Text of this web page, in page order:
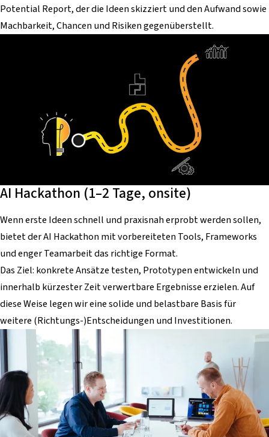
Potential Report, der die Ideen skizziert und den Aufwand sowie
Machbarkeit, Chancen und Risiken gegenüberstellt.
AI Hackathon (1–2 Tage, onsite)
Wenn erste Ideen schnell und praxisnah erprobt werden sollen,
bietet der AI Hackathon mit vorbereiteten Tools, Frameworks
und enger Teamarbeit das richtige Format.
Das Ziel: konkrete Ansätze testen, Prototypen entwickeln und
innerhalb kürzester Zeit verwertbare Ergebnisse erzielen. Auf
diese Weise legen wir eine solide und belastbare Basis für
weitere (Richtungs-)Entscheidungen und Investitionen.